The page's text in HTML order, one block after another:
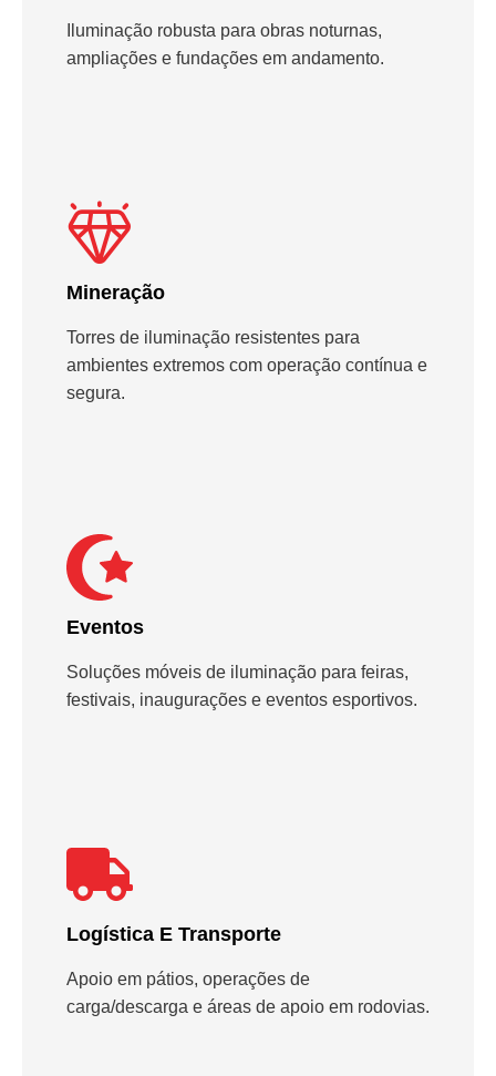
Iluminação robusta para obras noturnas,
ampliações e fundações em andamento.
Mineração
Torres de iluminação resistentes para
ambientes extremos com operação contínua e
segura.
Eventos
Soluções móveis de iluminação para feiras,
festivais, inaugurações e eventos esportivos.
Logística E Transporte
Apoio em pátios, operações de
carga/descarga e áreas de apoio em rodovias.